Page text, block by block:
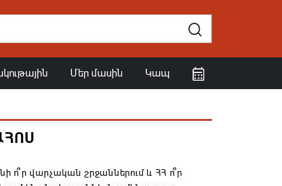
Մեր մասին Կապ
ո՞ր վարչական շրջաններում և ՀՀ ո՞ր